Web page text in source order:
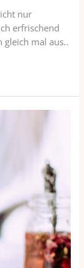
nur
erfrischend
gleich mal aus..